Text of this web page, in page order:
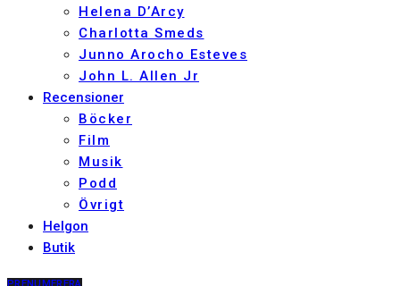
Helena D’Arcy
Charlotta Smeds
Junno Arocho Esteves
John L. Allen Jr
Recensioner
Böcker
Film
Musik
Podd
Övrigt
Helgon
Butik